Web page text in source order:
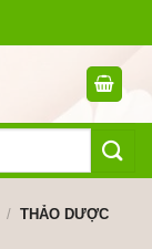
/ THẢO DƯỢC